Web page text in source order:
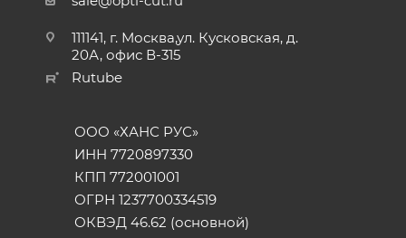
111141, г. Москва,ул. Кусковская, д.
20А, офис В-315
Rutube
ООО «ХАНС РУС»
ИНН 7720897330
КПП 772001001
ОГРН 1237700334519
ОКВЭД 46.62 (основной)